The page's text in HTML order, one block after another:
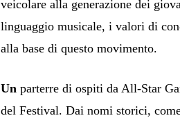
veicolare alla generazione dei
linguaggio musicale, i valori di
alla base di questo movimento.
Unparterre di ospiti da All-Star
del Festival. Dai nomi storici,